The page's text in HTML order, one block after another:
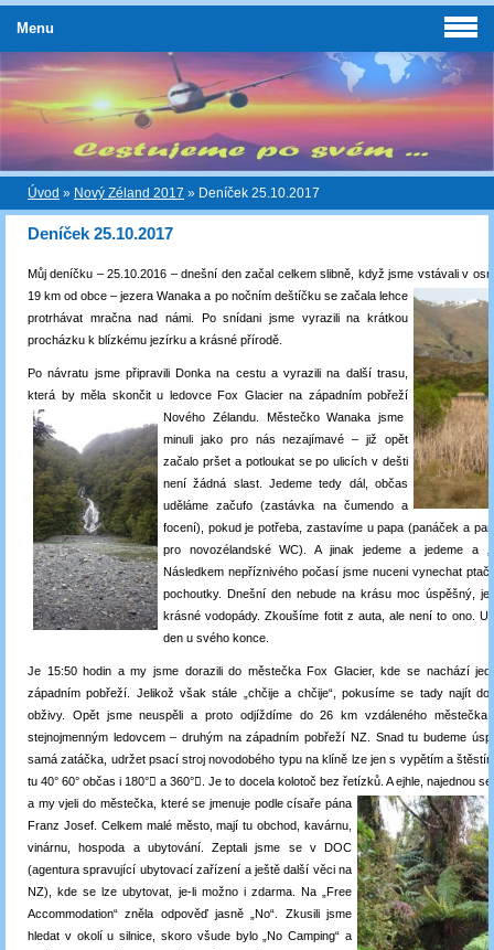
Úvod » Nový Zéland 2017 » Deníček 25.10.2017
Deníček 25.10.2017
Můj deníčku – 25.10.2016 – dnešní den začal celkem slibně, když jsme vstávali v
19 km od obce – jezera Wanaka a po nočním deštíčku se začala lehce
protrhávat mračna nad námi. Po snídani jsme vyrazili na krátkou
procházku k blízkému jezírku a krásné přírodě.
Po návratu jsme připravili Donka na cestu a vyrazili na další trasu,
která by měla skončit u ledovce Fox Glacier na západním pobřeží
Nového Zélandu. Městečko Wanaka jsme
minuli jako pro nás nezajímavé – již opět
začalo pršet a potloukat se po ulicích v dešti
není žádná slast. Jedeme tedy dál, občas
uděláme začufo (zastávka na čumendo a
focení), pokud je potřeba, zastavíme u papa (panáček a
pro novozélandské WC). A jinak jedeme a jedeme a
Následkem nepříznivého počasí jsme nuceni vynechat
pochoutky. Dnešní den nebude na krásu moc úspěšný,
krásné vodopády. Zkoušíme fotit z auta, ale není to ono.
den u svého konce.
Je 15:50 hodin a my jsme dorazili do městečka Fox Glacier, kde se nachází
západním pobřeží. Jelikož však stále „chčije a chčije“, pokusíme se tady najít
obživy. Opět jsme neuspěli a proto odjíždíme do 26 km vzdáleného
stejnojmenným ledovcem – druhým na západním pobřeží NZ. Snad tu budeme
samá zatáčka, udržet psací stroj novodobého typu na klíně lze jen s vypětím a
tu 40° 60° občas i 180°a 360° . Je to docela kolotoč bez řetízků. A ejhle, najednou
a my vjeli do městečka, které se jmenuje podle císaře pána
Franz Josef. Celkem malé město, mají tu obchod, kavárnu,
vinárnu, hospoda a ubytování. Zeptali jsme se v DOC
(agentura spravující ubytovací zařízení a ještě další věci na
NZ), kde se lze ubytovat, je-li možno i zdarma. Na „Free
Accommodation“ zněla odpověď jasně „No“. Zkusili jsme
hledat v okolí u silnice, skoro všude bylo „No Camping“ a
Menu